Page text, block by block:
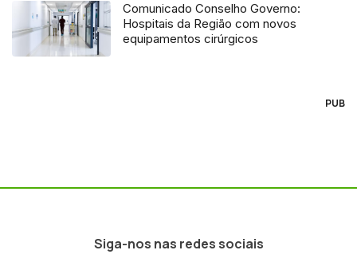
Comunicado Conselho Governo:
Hospitais da Região com novos
equipamentos cirúrgicos
PUB
Siga-nos nas redes sociais